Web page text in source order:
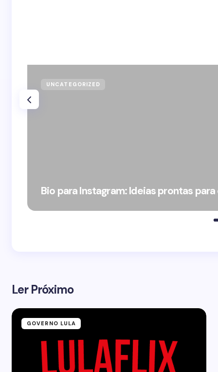
UNCATEGORIZED
Bio para Instagram: Ideias prontas
Ler Próximo
GOVERNO LULA